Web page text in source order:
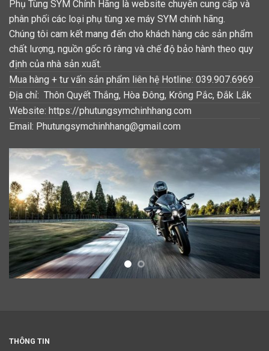
Phụ Tùng SYM Chính Hãng là website chuyên cung cấp và
phân phối các loại phụ tùng xe máy SYM chính hãng.
Chúng tôi cam kết mang đến cho khách hàng các sản phẩm
chất lượng, nguồn gốc rõ ràng và chế độ bảo hành theo quy
định của nhà sản xuất.
Mua hàng + tư vấn sản phẩm liên hệ Hotline: 039.907.6969
Địa chỉ: Thôn Quyết Thắng, Hòa Đông, Krông Pắc, Đắk Lắk
Website: https://phutungsymchinhhang.com
Email: Phutungsymchinhhang@gmail.com
THÔNG TIN